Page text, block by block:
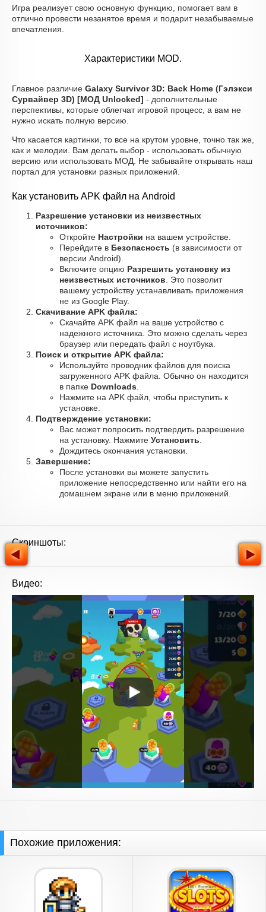
Игра реализует свою основную функцию, помогает вам в
отлично провести незанятое время и подарит незабываемые
впечатления.
Характеристики MOD.
Главное различие Galaxy Survivor 3D: Back Home (Гэлэкси
Сурвайвер 3D) [МОД Unlocked] - дополнительные
перспективы, которые облегчат игровой процесс, а вам не
нужно искать полную версию.
Что касается картинки, то все на крутом уровне, точно так же,
как и мелодии. Вам делать выбор - использовать обычную
версию или использовать МОД. Не забывайте открывать наш
портал для установки разных приложений.
Как установить APK файл на Android
Разрешение установки из неизвестных
источников:
Откройте Настройки на вашем устройстве.
Перейдите в Безопасность (в зависимости от
версии Android).
Включите опцию Разрешить установку из
неизвестных источников . Это позволит
вашему устройству устанавливать приложения
не из Google Play.
Скачивание APK файла:
Скачайте APK файл на ваше устройство с
надежного источника. Это можно сделать через
браузер или передать файл с ноутбука.
Поиск и открытие APK файла:
Используйте проводник файлов для поиска
загруженного APK файла. Обычно он находится
в папке Downloads
Нажмите на APK файл, чтобы приступить к
установке.
Подтверждение установки:
Вас может попросить подтвердить разрешение
на установку. Нажмите Установить
Дождитесь окончания установки.
Завершение:
После установки вы можете запустить
приложение непосредственно или найти его на
домашнем экране или в меню приложений.
Скриншоты:
Видео:
Похожие приложения: